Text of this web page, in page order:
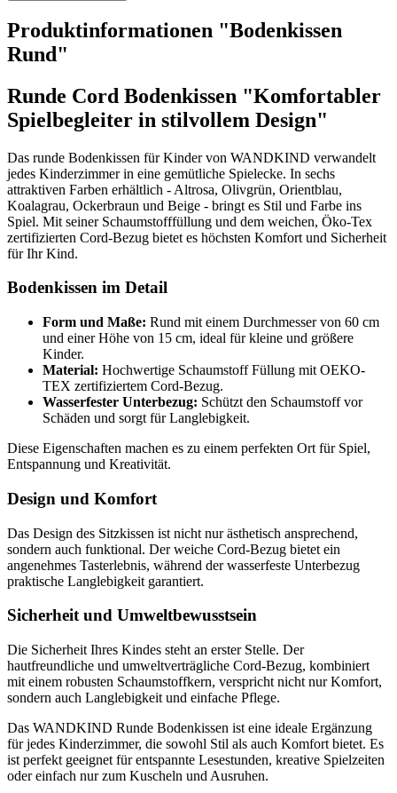
Produktinformationen "Bodenkissen
Rund"
Runde Cord Bodenkissen "Komfortabler
Spielbegleiter in stilvollem Design"
Das runde Bodenkissen für Kinder von WANDKIND verwandelt
jedes Kinderzimmer in eine gemütliche Spielecke. In sechs
attraktiven Farben erhältlich - Altrosa, Olivgrün, Orientblau,
Koalagrau, Ockerbraun und Beige - bringt es Stil und Farbe ins
Spiel. Mit seiner Schaumstofffüllung und dem weichen, Öko-Tex
zertifizierten Cord-Bezug bietet es höchsten Komfort und Sicherheit
für Ihr Kind.
Bodenkissen im Detail
Form und Maße: Rund mit einem Durchmesser von 60 cm
und einer Höhe von 15 cm, ideal für kleine und größere
Kinder.
Material: Hochwertige Schaumstoff Füllung mit OEKO-
TEX zertifiziertem Cord-Bezug.
Wasserfester Unterbezug: Schützt den Schaumstoff vor
Schäden und sorgt für Langlebigkeit.
Diese Eigenschaften machen es zu einem perfekten Ort für Spiel,
Entspannung und Kreativität.
Design und Komfort
Das Design des Sitzkissen ist nicht nur ästhetisch ansprechend,
sondern auch funktional. Der weiche Cord-Bezug bietet ein
angenehmes Tasterlebnis, während der wasserfeste Unterbezug
praktische Langlebigkeit garantiert.
Sicherheit und Umweltbewusstsein
Die Sicherheit Ihres Kindes steht an erster Stelle. Der
hautfreundliche und umweltverträgliche Cord-Bezug, kombiniert
mit einem robusten Schaumstoffkern, verspricht nicht nur Komfort,
sondern auch Langlebigkeit und einfache Pflege.
Das WANDKIND Runde Bodenkissen ist eine ideale Ergänzung
für jedes Kinderzimmer, die sowohl Stil als auch Komfort bietet. Es
ist perfekt geeignet für entspannte Lesestunden, kreative Spielzeiten
oder einfach nur zum Kuscheln und Ausruhen.